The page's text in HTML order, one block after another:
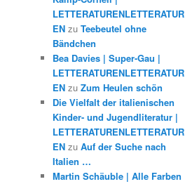
LETTERATURENLETTERATUR
EN zu Teebeutel ohne
Bändchen
Bea Davies | Super-Gau |
LETTERATURENLETTERATUR
EN zu Zum Heulen schön
Die Vielfalt der italienischen
Kinder- und Jugendliteratur |
LETTERATURENLETTERATUR
EN zu Auf der Suche nach
Italien …
Martin Schäuble | Alle Farben